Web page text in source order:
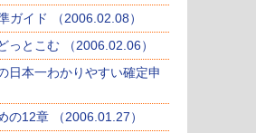
ガイド （2006.02.08）
っとこむ （2006.02.06）
日本一わかりやすい確定申
の12章 （2006.01.27）